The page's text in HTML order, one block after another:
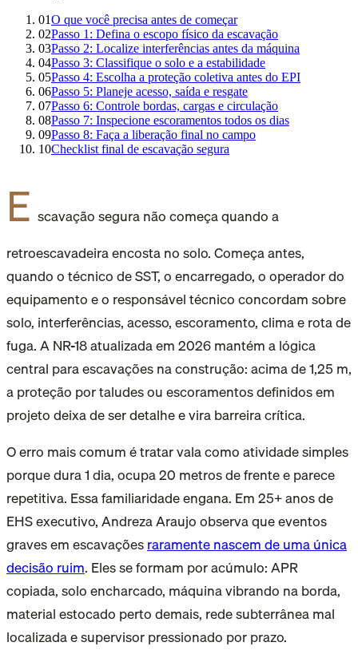
01O que você precisa antes de começar
02Passo 1: Defina o escopo físico da escavação
03Passo 2: Localize interferências antes da máquina
04Passo 3: Classifique o solo e a estabilidade
05Passo 4: Escolha a proteção coletiva antes do EPI
06Passo 5: Planeje acesso, saída e resgate
07Passo 6: Controle bordas, cargas e circulação
08Passo 7: Inspecione escoramentos todos os dias
09Passo 8: Faça a liberação final no campo
10Checklist final de escavação segura
E scavação segura não começa quando a
retroescavadeira encosta no solo. Começa antes,
quando o técnico de SST, o encarregado, o operador do
equipamento e o responsável técnico concordam sobre
solo, interferências, acesso, escoramento, clima e rota de
fuga. A NR-18 atualizada em 2026 mantém a lógica
central para escavações na construção: acima de 1,25 m,
a proteção por taludes ou escoramentos definidos em
projeto deixa de ser detalhe e vira barreira crítica.
O erro mais comum é tratar vala como atividade simples
porque dura 1 dia, ocupa 20 metros de frente e parece
repetitiva. Essa familiaridade engana. Em 25+ anos de
EHS executivo, Andreza Araujo observa que eventos
graves em escavaçõesraramente nascem de uma única
decisão ruim. Eles se formam por acúmulo: APR
copiada, solo encharcado, máquina vibrando na borda,
material estocado perto demais, rede subterrânea mal
localizada e supervisor pressionado por prazo.